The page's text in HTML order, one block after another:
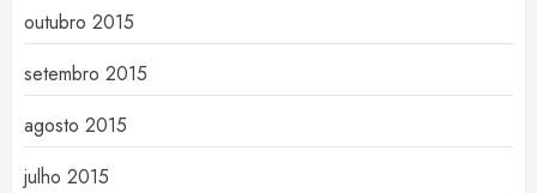
outubro 2015
setembro 2015
agosto 2015
julho 2015